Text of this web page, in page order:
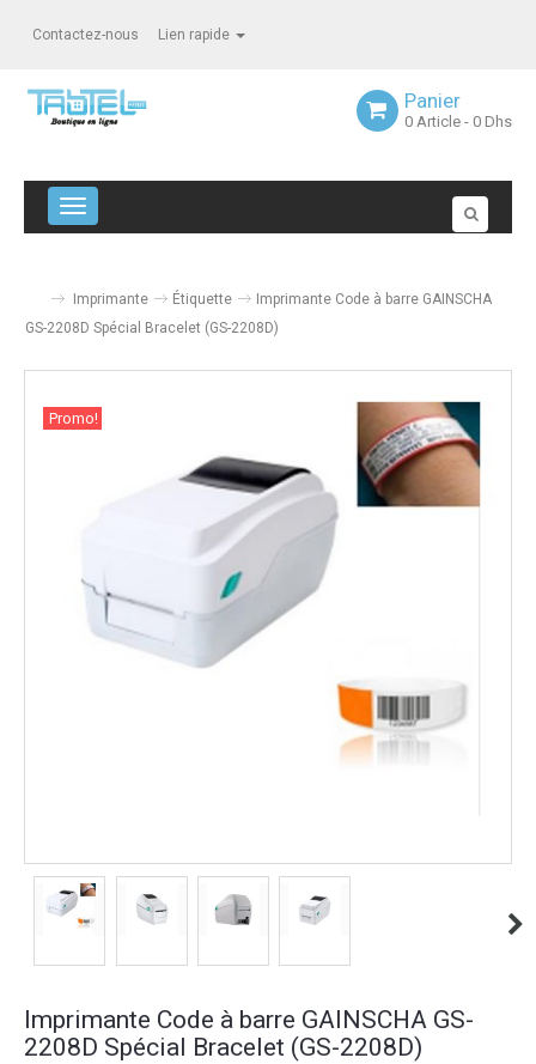
Contactez-nous Lien rapide
Panier
0 Article - 0 Dhs
Navigation bascule
Imprimante Étiquette
Imprimante Code à barre GAINSCHA
GS-2208D Spécial Bracelet (GS-2208D)
Promo!
Imprimante Code à barre GAINSCHA GS-
2208D Spécial Bracelet (GS-2208D)